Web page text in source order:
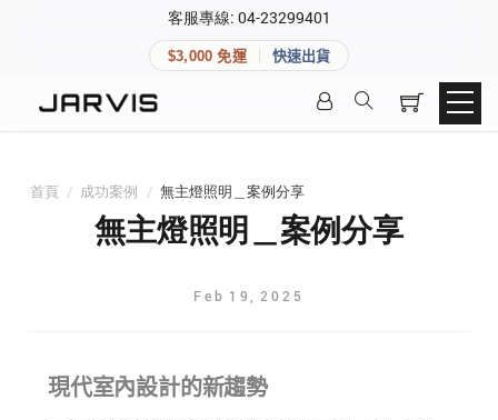
客服專線: 04-23299401
$3,000 免運 快速出貨
首頁 / 成功案例 / 無主燈照明＿案例分享
無主燈照明＿案例分享
Feb 19 2025
現代室內設計的新趨勢
快速連結
Matter 智慧家庭
精品家電
登入後可查看訂單、會員資料與收藏清單。
建立新帳號